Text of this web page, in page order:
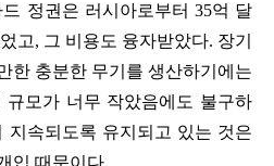
정권은 러시아로부터 35억 달
고, 그 비용도 융자받았다. 장기
한 충분한 무기를 생산하기에는
모가 너무 작았음에도 불구하
지속되도록 유지되고 있는 것은
입 때문이다.